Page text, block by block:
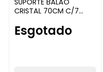
SUPORTE BALAO
CRISTAL 70CM C/7
Esgotado